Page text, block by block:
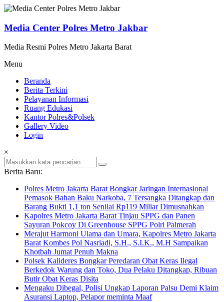
Lompat
konten
Media Center Polres Metro Jakbar
Media Resmi Polres Metro Jakarta Barat
Menu
Beranda
Berita Terkini
Pelayanan Informasi
Ruang Edukasi
Kantor Polres&Polsek
Gallery Video
Login
×
Berita Baru:
Polres Metro Jakarta Barat Bongkar Jaringan Internasional
Pemasok Bahan Baku Narkoba, 7 Tersangka Ditangkap dan
Barang Bukti 1,1 ton Senilai Rp119 Miliar Dimusnahkan
Kapolres Metro Jakarta Barat Tinjau SPPG dan Panen
Sayuran Pokcoy Di Greenhouse SPPG Polri Palmerah
Merajut Harmoni Ulama dan Umara, Kapolres Metro Jakarta
Barat Kombes Pol Nasriadi, S.H., S.I.K., M.H Sampaikan
Khotbah Jumat Penuh Makna
Polsek Kalideres Bongkar Peredaran Obat Keras Ilegal
Berkedok Warung dan Toko, Dua Pelaku Ditangkap, Ribuan
Butir Obat Keras Disita
Mengaku Dibegal, Polisi Ungkap Laporan Palsu Demi Klaim
Asuransi Laptop, Pelapor meminta Maaf